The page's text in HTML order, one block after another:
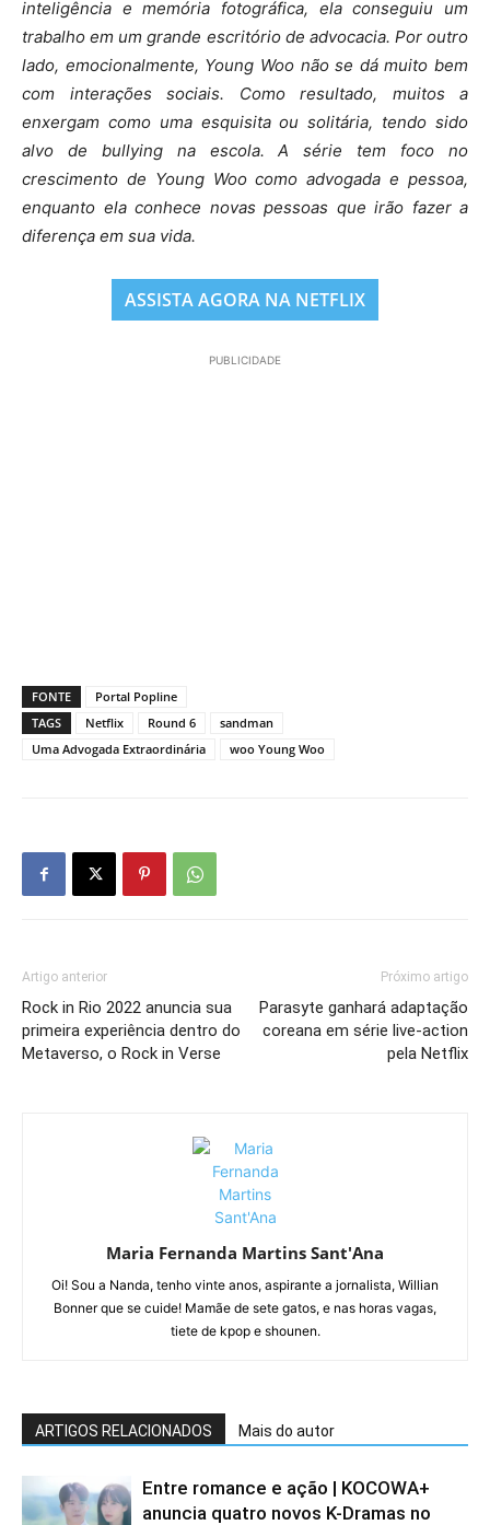
inteligência e memória fotográfica, ela conseguiu um
trabalho em um grande escritório de advocacia. Por outro
lado, emocionalmente, Young Woo não se dá muito bem
com interações sociais. Como resultado, muitos a
enxergam como uma esquisita ou solitária, tendo sido
alvo de bullying na escola. A série tem foco no
crescimento de Young Woo como advogada e pessoa,
enquanto ela conhece novas pessoas que irão fazer a
diferença em sua vida.
ASSISTA AGORA NA NETFLIX
PUBLICIDADE
FONTE
Portal Popline
TAGS
Netflix Round 6
sandman
Uma Advogada Extraordinária
woo Young Woo
Artigo anterior
Rock in Rio 2022 anuncia sua
primeira experiência dentro do
Metaverso, o Rock in Verse
Próximo artigo
Parasyte ganhará adaptação
coreana em série live-action
pela Netflix
Maria Fernanda Martins Sant'Ana
Oi! Sou a Nanda, tenho vinte anos, aspirante a jornalista, Willian
Bonner que se cuide! Mamãe de sete gatos, e nas horas vagas,
tiete de kpop e shounen.
ARTIGOS RELACIONADOS Mais do autor
Entre romance e ação | KOCOWA+
anuncia quatro novos K-Dramas no